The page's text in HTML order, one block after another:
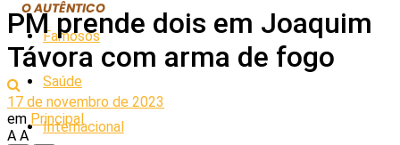
Famosos
Saúde
Internacional
PM prende dois em Joaquim
Távora com arma de fogo
17 de novembro de 2023
em Principal
A A